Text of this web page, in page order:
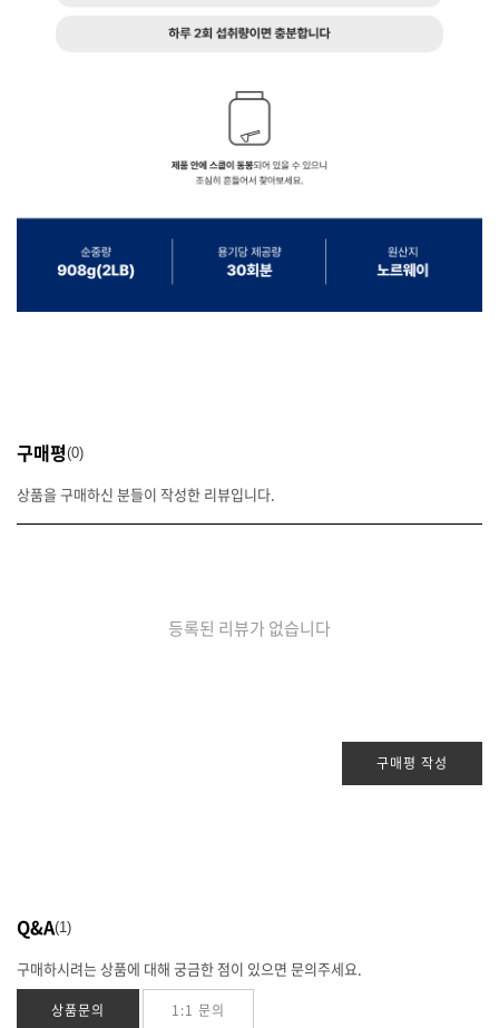
구매평 0
상품을 구매하신 분들이 작성한 리뷰입니다.
등록된 리뷰가 없습니다
구매평 작성
Q&A 1
구매하시려는 상품에 대해 궁금한 점이 있으면 문의주세요.
상품문의 1:1 문의